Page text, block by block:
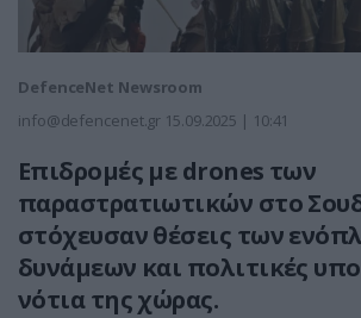
DefenceNet Newsroom
info@defencenet.gr 15.09.2025 | 10:41
Επιδρομές με drones των
παραστρατιωτικών στο
στόχευσαν θέσεις των
δυνάμεων και πολιτικές
νότια της χώρας.